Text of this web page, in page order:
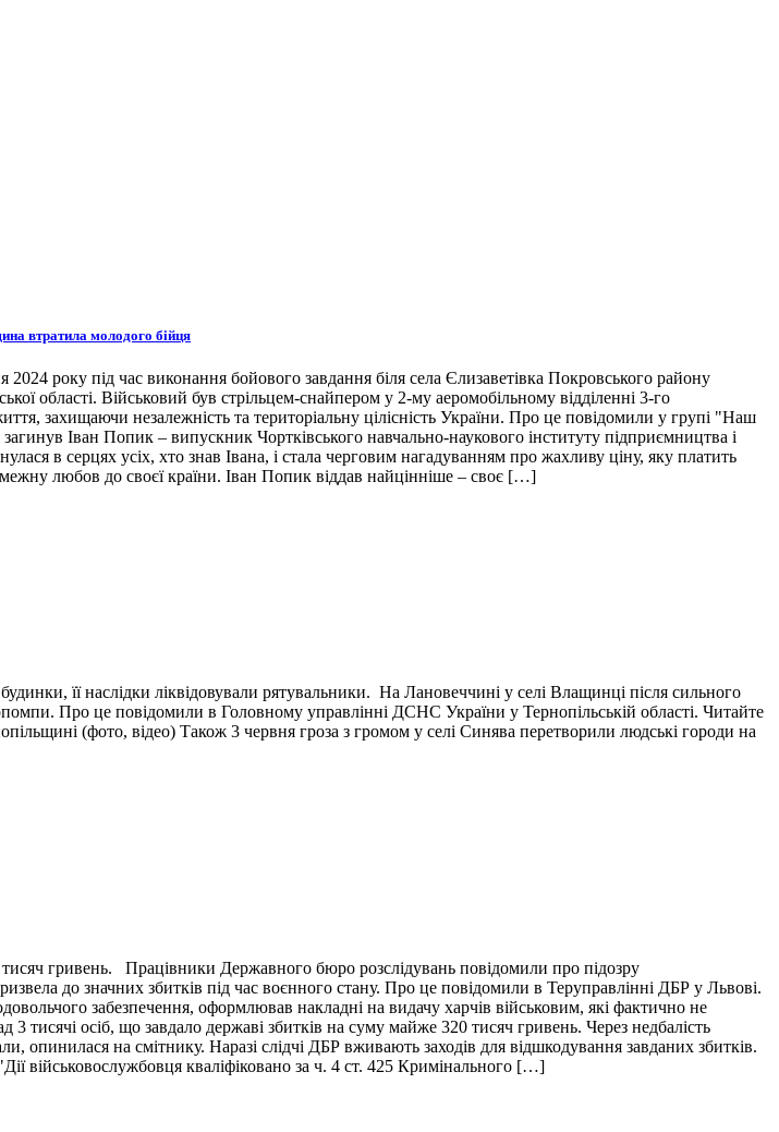
втратила молодого бійця
року під час виконання бойового завдання біля села Єлизаветівка Покровського району
області. Військовий був стрільцем-снайпером у 2-му аеромобільному відділенні 3-го
захищаючи незалежність та територіальну цілісність України. Про це повідомили у групі "Наш
Іван Попик – випускник Чортківського навчально-наукового інституту підприємництва і
в серцях усіх, хто знав Івана, і стала черговим нагадуванням про жахливу ціну, яку платить
любов до своєї країни. Іван Попик віддав найцінніше – своє […]
її наслідки ліквідовували рятувальники. На Лановеччині у селі Влащинці після сильного
Про це повідомили в Головному управлінні ДСНС України у Тернопільській області. Читайте
(фото, відео) Також 3 червня гроза з громом у селі Синява перетворили людські городи на
гривень. Працівники Державного бюро розслідувань повідомили про підозру
до значних збитків під час воєнного стану. Про це повідомили в Теруправлінні ДБР у Львові.
забезпечення, оформлював накладні на видачу харчів військовим, які фактично не
тисячі осіб, що завдало державі збитків на суму майже 320 тисяч гривень. Через недбалість
опинилася на смітнику. Наразі слідчі ДБР вживають заходів для відшкодування завданих збитків.
військовослужбовця кваліфіковано за ч. 4 ст. 425 Кримінального […]